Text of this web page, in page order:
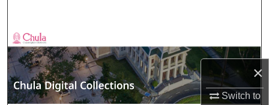
×
Switch to
Browse Collections
My Account